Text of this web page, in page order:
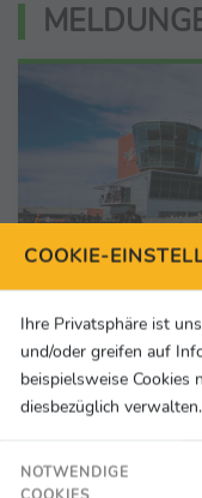
Saisonstart für
COOKIE-
Ihre Privatsphäre ist
und/oder greifen auf
beispielsweise Cookies
diesbezüglich verwalten.
NOTWENDIGE